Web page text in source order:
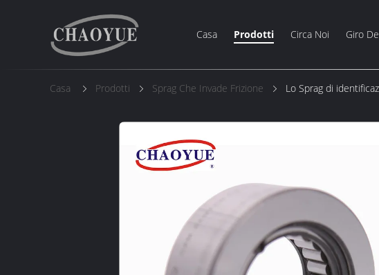
Casa Prodotti Circa Noi Giro
Casa Prodotti Sprag Che Invade Frizione Lo Sprag di